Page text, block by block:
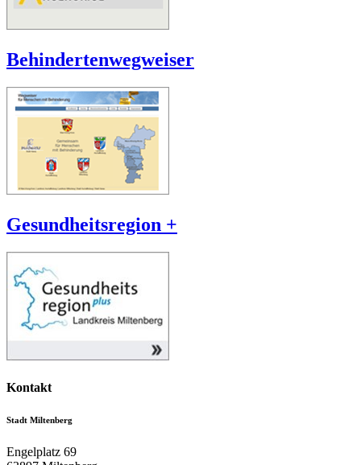
Behindertenwegweiser
Gesundheitsregion +
Kontakt
Stadt Miltenberg
Engelplatz 69